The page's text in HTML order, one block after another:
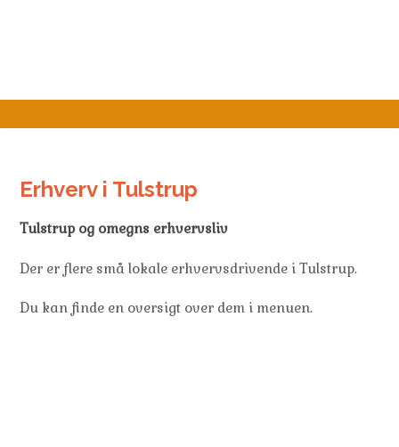
Erhverv i Tulstrup
Tulstrup og omegns erhvervsliv
Der er flere små lokale erhvervsdrivende i Tulstrup.
Du kan finde en oversigt over dem i menuen.